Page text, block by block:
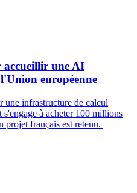
accueillir une AI
européenne
une infrastructure de calcul
à acheter 100 millions
projet français est retenu.